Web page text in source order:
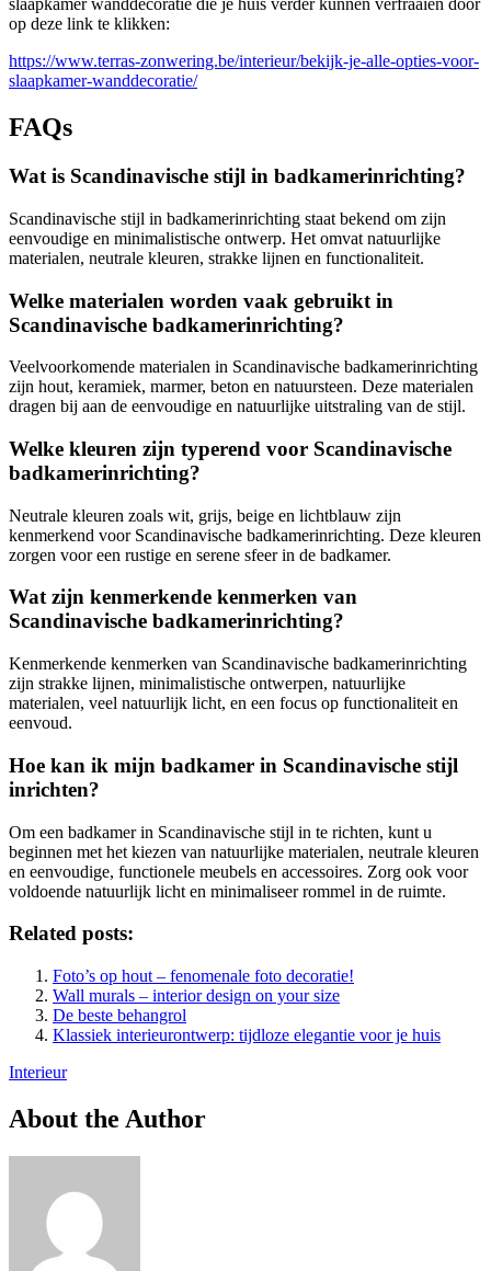
slaapkamer wanddecoratie die je huis verder kunnen verfraaien door
op deze link te klikken:
https://www.terras-zonwering.be/interieur/bekijk-je-alle-opties-voor-
slaapkamer-wanddecoratie/
FAQs
Wat is Scandinavische stijl in badkamerinrichting?
Scandinavische stijl in badkamerinrichting staat bekend om zijn
eenvoudige en minimalistische ontwerp. Het omvat natuurlijke
materialen, neutrale kleuren, strakke lijnen en functionaliteit.
Welke materialen worden vaak gebruikt in
Scandinavische badkamerinrichting?
Veelvoorkomende materialen in Scandinavische badkamerinrichting
zijn hout, keramiek, marmer, beton en natuursteen. Deze materialen
dragen bij aan de eenvoudige en natuurlijke uitstraling van de stijl.
Welke kleuren zijn typerend voor Scandinavische
badkamerinrichting?
Neutrale kleuren zoals wit, grijs, beige en lichtblauw zijn
kenmerkend voor Scandinavische badkamerinrichting. Deze kleuren
zorgen voor een rustige en serene sfeer in de badkamer.
Wat zijn kenmerkende kenmerken van
Scandinavische badkamerinrichting?
Kenmerkende kenmerken van Scandinavische badkamerinrichting
zijn strakke lijnen, minimalistische ontwerpen, natuurlijke
materialen, veel natuurlijk licht, en een focus op functionaliteit en
eenvoud.
Hoe kan ik mijn badkamer in Scandinavische stijl
inrichten?
Om een badkamer in Scandinavische stijl in te richten, kunt u
beginnen met het kiezen van natuurlijke materialen, neutrale kleuren
en eenvoudige, functionele meubels en accessoires. Zorg ook voor
voldoende natuurlijk licht en minimaliseer rommel in de ruimte.
Related posts:
Foto’s op hout – fenomenale foto decoratie!
Wall murals – interior design on your size
De beste behangrol
Klassiek interieurontwerp: tijdloze elegantie voor je huis
Interieur
About the Author